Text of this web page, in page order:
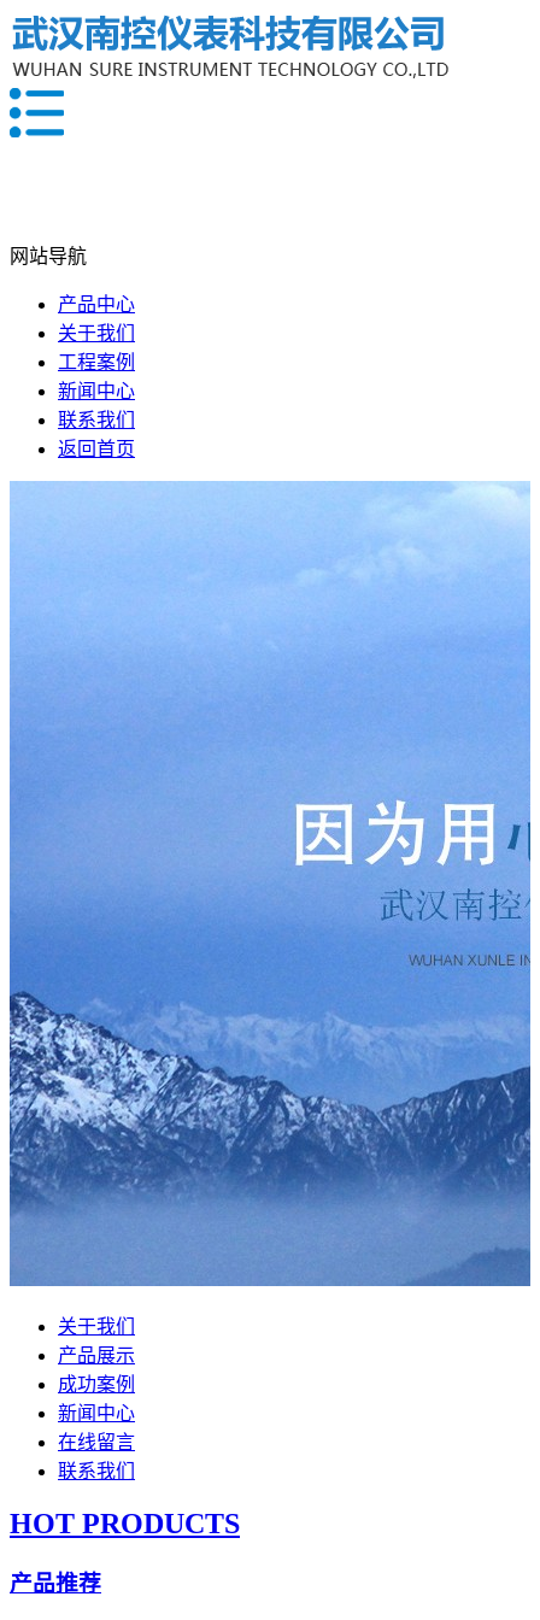
网站导航
产品中心
关于我们
工程案例
新闻中心
联系我们
返回首页
关于我们
产品展示
成功案例
新闻中心
在线留言
联系我们
HOT PRODUCTS
产品推荐